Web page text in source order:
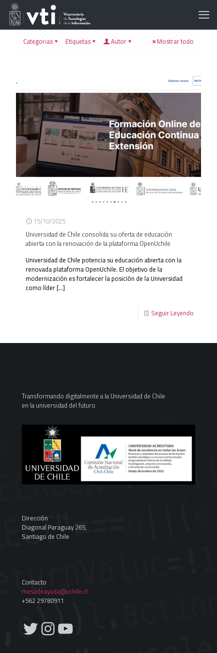
Categorias Etiquetas Autor Mostrar todo
15/10/2025
Universidad de Chile consolida su oferta de educación
abierta con la renovación de la plataforma OpenUchile
Universidad de Chile potencia su educación abierta con la
renovada plataforma OpenUchile. El objetivo de la
modernización es fortalecer la posición de la Universidad
como líder[…]
Seguir Leyendo
Transformando digitalmente a la Universidad de Chile
en la universidad del futuro
Dirección
Diagonal Paraguay 265,
Santiago de Chile
Contacto
mesadeayuda@uchile.cl
+562 29780911
Twitter
Instagram
YouTube